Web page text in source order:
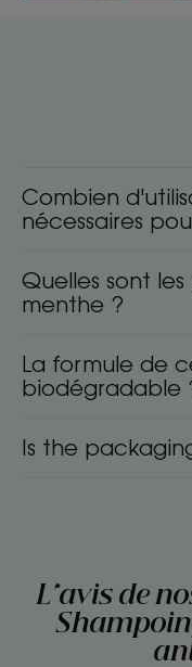
Combien
nécessaires
Quelles sont
menthe ?
La formule de
biodégradable
Is the
L'avis de